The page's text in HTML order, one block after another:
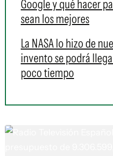
Google y qué hacer
sean los mejores
La NASA lo hizo de
invento se podrá
poco tiempo